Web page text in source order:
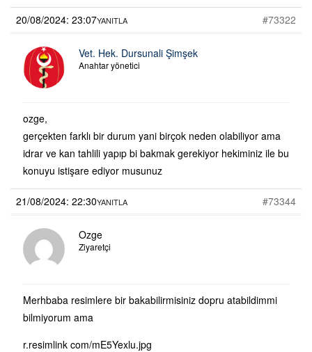
20/08/2024: 23:07 #73322
YANITLA
Vet. Hek. Dursunali Şimşek
Anahtar yönetici
ozge,
gerçekten farklı bir durum yani birçok neden olabiliyor ama
idrar ve kan tahlili yapıp bi bakmak gerekiyor hekiminiz ile bu
konuyu istişare ediyor musunuz
21/08/2024: 22:30 #73344
YANITLA
Ozge
Ziyaretçi
Merhbaba resimlere bir bakabilirmisiniz dopru atabildimmi
bilmiyorum ama
r.resimlink com/mE5Yexlu.jpg